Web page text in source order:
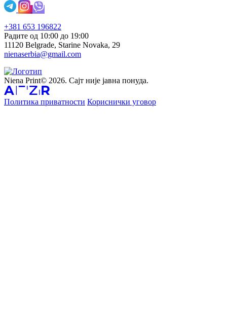
+381 653 196822
Радите од 10:00 до 19:00
11120 Belgrade, Starine Novaka, 29
nienaserbia@gmail.com
Niena Print© 2026. Сајт није јавна понуда.
Политика приватности Кориснички уговор